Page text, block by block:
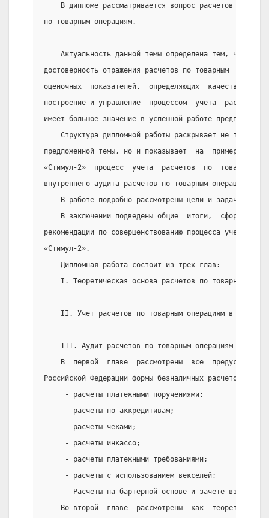
В дипломе рассматривается вопрос расчетов с
по товарным операциям.
Актуальность данной темы определена тем, что
достоверность отражения расчетов по товарным
оценочных  показателей,  определяющих  качество
построение и управление  процессом  учета  расчетов
имеет большое значение в успешной работе предприятия.
Структура дипломной работы раскрывает не только
предложенной темы, но и показывает  на  примере
«Стимул-2»  процесс  учета  расчетов  по  товарным
внутреннего аудита расчетов по товарным операциям.
В работе подробно рассмотрены цели и задачи
В заключении подведены общие  итоги,
рекомендации по совершенствованию процесса учета
«Стимул-2».
    Дипломная работа состоит из трех глав:
I. Теоретическая основа расчетов по товарным
II. Учет расчетов по товарным операциям в ООО
III. Аудит расчетов по товарным операциям в ООО
В  первой  главе  рассмотрены  все
Российской Федерации формы безналичных расчетов:
     - расчеты платежными поручениями;
     - расчеты по аккредитивам;
     - расчеты чеками;
     - расчеты инкассо;
     - расчеты платежными требованиями;
     - расчеты с использованием векселей;
- Расчеты на бартерной основе и зачете взаимных
Во второй  главе  рассмотрены  как